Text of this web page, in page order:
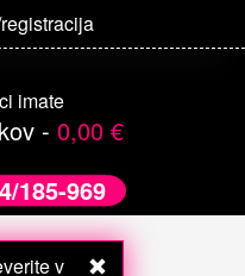
imate
- 0,00 €
185-969
v